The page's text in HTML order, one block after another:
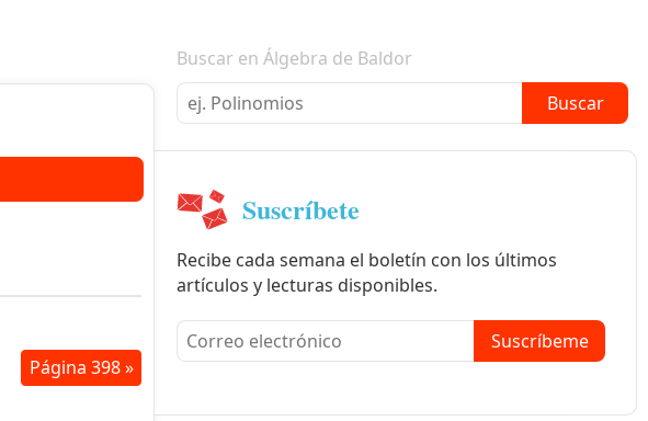
Boletín informativo
Página 398 »
Buscar en Álgebra de Baldor
Buscar
Suscríbete
Recibe cada semana el boletín con los últimos
artículos y lecturas disponibles.
Suscríbeme